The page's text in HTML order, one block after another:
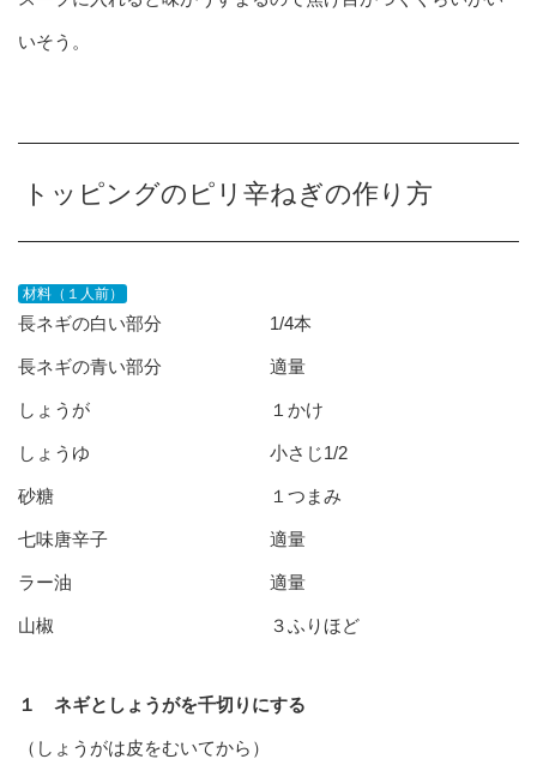
いそう。
トッピングのピリ辛ねぎの作り方
材料（１人前）
長ネギの白い部分 1/4本
長ネギの青い部分 適量
しょうが １かけ
しょうゆ 小さじ1/2
砂糖 １つまみ
七味唐辛子 適量
ラー油 適量
山椒 ３ふりほど
１ ネギとしょうがを千切りにする
（しょうがは皮をむいてから）